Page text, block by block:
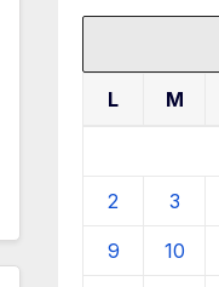
L M
2 3
9 10